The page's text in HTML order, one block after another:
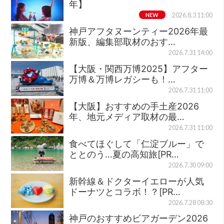
年】
NEW 2026.8.3 11:00
神戸アフタヌーンティー2026年最
新版、編集部取材のおす…
2026.7.31 14:00
【大阪・関西万博2025】アフター
万博＆万博レガシーも！…
2026.7.31 11:00
【大阪】おすすめの手土産2026
年、地元メディア取材の最…
2026.7.31 11:00
食べてほぐして「仁淀ブルー」で
ととのう…夏の高知旅[PR…
2026.7.30 09:00
新幹線＆ドクターイエローが人気
ドーナツとコラボ！？[PR…
2026.7.28 08:30
神戸のおすすめビアガーデン2026